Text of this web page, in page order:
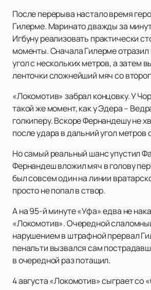
После перерыва настало время
Гилерме. Маринато дважды за
Игбуну реализовать практически
моменты. Сначала Гилерме
угол с нескольких метров, а затем
ленточки сложнейший мяч со
«Локомотив» забрал концовку. У
такой же момент, как у Эдера –
голкиперу. Вскоре Фернандешу не
после удара в дальний угол метров
Но самый реальный шанс упустил
Фернандеш вложил мяч в голову
был совсем один на линии
просто не попал в створ.
А на 95-й минуте «Уфа» едва не
«Локомотив». Очередной
нарушением в штрафной прервал
пенальти вызвался сам
в очередной раз потащил.
4 августа «Локомотив» сыграет со